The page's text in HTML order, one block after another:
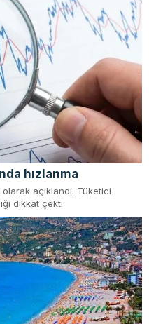
hızlanma
açıklandı. Tüketici
dikkat çekti.